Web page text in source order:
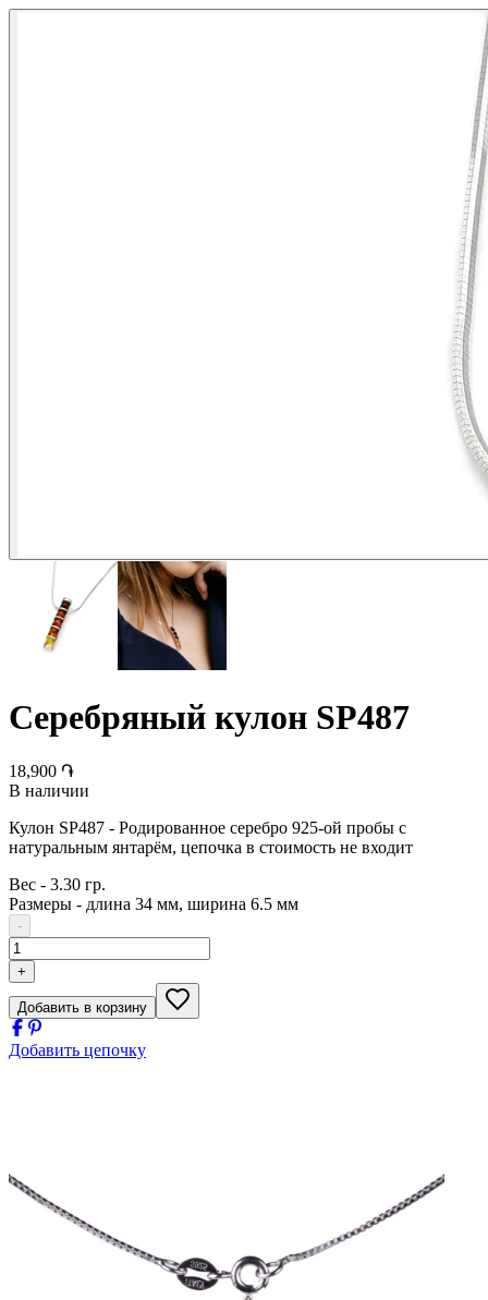
Серебряный кулон SP487
18,900 ֏
В наличии
Кулон SP487 - Родированное серебро 925-ой пробы с
натуральным янтарём, цепочка в стоимость не входит
Вес - 3.30 гр.
Размеры - длина 34 мм, ширина 6.5 мм
-
+
Добавить в корзину
Добавить цепочку